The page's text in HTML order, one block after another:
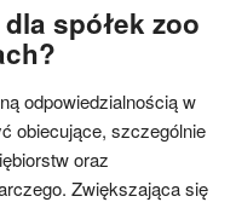
spółek zoo
odpowiedzialnością w
obiecujące, szczególnie
oraz
Zwiększająca się